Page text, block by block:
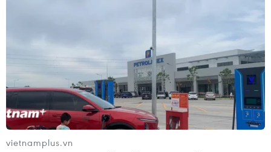
Cựu Đại sứ Australia: Tầm nhìn hợp
tác mới cho quan hệ Việt Nam-
Australia
07/08/2026 05:00
vietnamplus.vn